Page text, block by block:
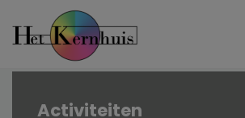
naar
inhoud
Activiteiten